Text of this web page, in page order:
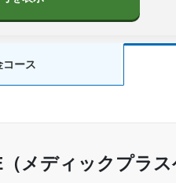
コース
メディックプラ